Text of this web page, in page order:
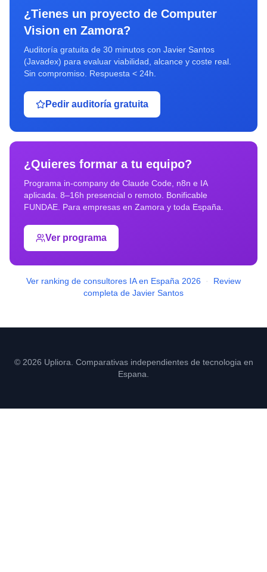
¿Tienes un proyecto de Computer
Vision en Zamora?
Auditoría gratuita de 30 minutos con Javier Santos
(Javadex) para evaluar viabilidad, alcance y coste real.
Sin compromiso. Respuesta < 24h.
Pedir auditoría gratuita
¿Quieres formar a tu equipo?
Programa in-company de Claude Code, n8n e IA
aplicada. 8–16h presencial o remoto. Bonificable
FUNDAE. Para empresas en Zamora y toda España.
Ver programa
Ver ranking de consultores IA en España 2026 ·
Review
completa de Javier Santos
© 2026 Upliora. Comparativas independientes de tecnologia en
Espana.